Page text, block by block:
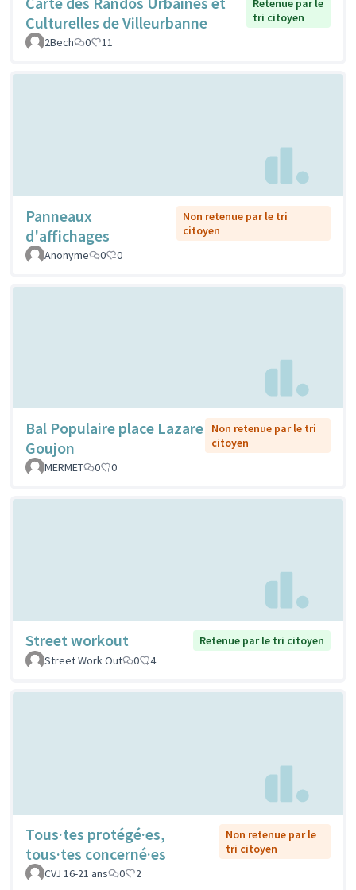
Culturelles de Villeurbanne
Retenue par le
tri citoyen
2Bech
0 11
Panneaux
d'affichages
Non retenue par le tri
citoyen
Anonyme
0 0
Bal Populaire place Lazare
Goujon
Non retenue par le tri
citoyen
MERMET
0 0
Street workout
Retenue par le tri citoyen
Street Work Out
0 4
Tous·tes protégé·es,
tous·tes concerné·es
Non retenue par le
tri citoyen
CVJ 16-21 ans
0 2